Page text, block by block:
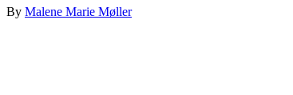
By Malene Marie Møller